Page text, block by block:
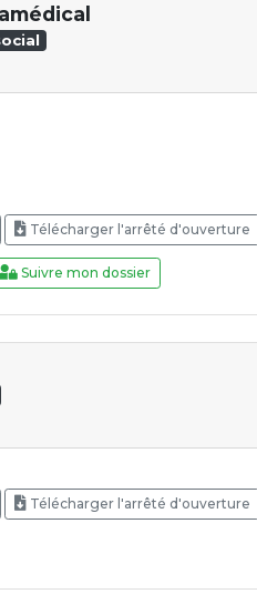
Télécharger l'arrêté d'ouverture
Suivre mon dossier
Télécharger l'arrêté d'ouverture